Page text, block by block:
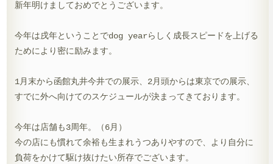
新年明けましておめでとうございます。
今年は戌年ということでdog yearらしく成長スピードを上げる
ためにより密に励みます。
1月末から函館丸井今井での展示、2月頭からは東京での展示、
すでに外へ向けてのスケジュールが決まってきております。
今年は店舗も3周年。（6月）
今の店にも慣れて余裕も生まれうつありやすので、より自分に
負荷をかけて駆け抜けたい所存でございます。